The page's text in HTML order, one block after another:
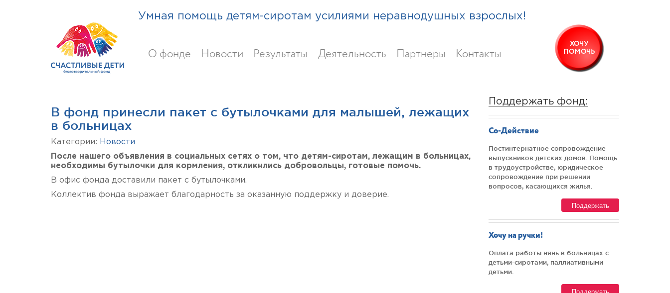
Умная помощь детям-сиротам усилиями неравнодушных взрослых!
О фонде Новости Результаты Деятельность Партнеры Контакты
ХОЧУ
ПОМОЧЬ
В фонд принесли пакет с бутылочками для малышей, лежащих
в больницах
Категории: Новости
После нашего объявления в социальных сетях о том, что детям-сиротам, лежащим в больницах,
необходимы бутылочки для кормления, откликнлись добровольцы, готовые помочь.
В офис фонда доставили пакет с бутылочками.
Коллектив фонда выражает благодарность за оказанную поддержку и доверие.
Поддержать фонд:
Со-Действие
Постинтернатное сопровождение
выпускников детских домов. Помощь
в трудоустройстве, юридическое
сопровождение при решении
вопросов, касающихся жилья.
Поддержать
Хочу на ручки!
Оплата работы нянь в больницах с
детьми-сиротами, паллиативными
детьми.
Поддержать